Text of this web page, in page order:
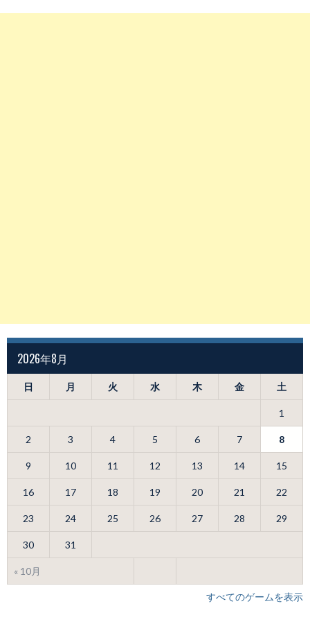
2026年8月
日 月 火 水 木 金 土
« 10月
1
2 3 4 5 6 7 8
9 10 11 12 13 14 15
16 17 18 19 20 21 22
23 24 25 26 27 28 29
30 31
すべてのゲームを表示